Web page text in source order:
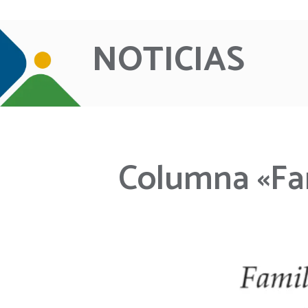
NOTICIAS
Columna